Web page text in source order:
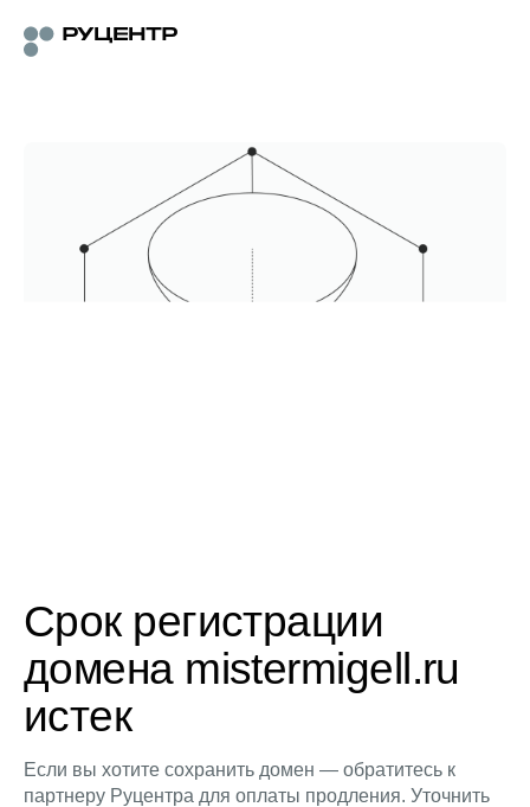
Срок регистрации
домена mistermigell.ru
истек
Если вы хотите сохранить домен — обратитесь к
партнеру Руцентра для оплаты продления. Уточнить